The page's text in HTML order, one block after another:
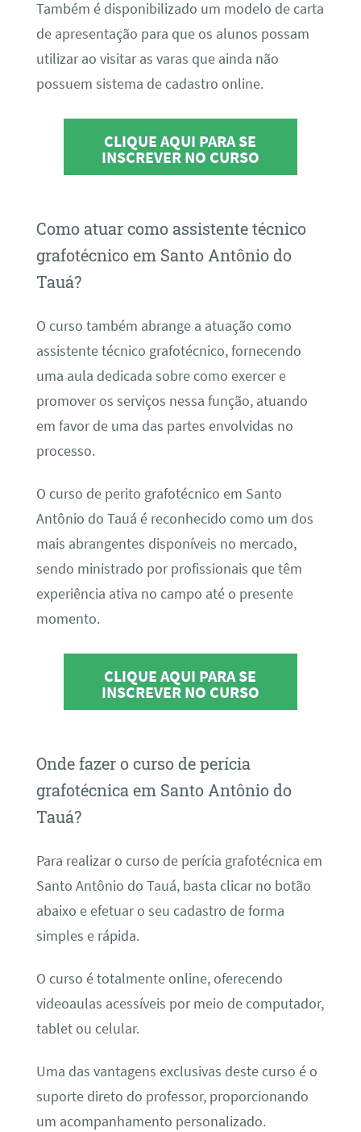
Também é disponibilizado um modelo de carta
de apresentação para que os alunos possam
utilizar ao visitar as varas que ainda não
possuem sistema de cadastro online.
CLIQUE AQUI PARA SE
INSCREVER NO CURSO
Como atuar como assistente técnico
grafotécnico em Santo Antônio do
Tauá?
O curso também abrange a atuação como
assistente técnico grafotécnico, fornecendo
uma aula dedicada sobre como exercer e
promover os serviços nessa função, atuando
em favor de uma das partes envolvidas no
processo.
O curso de perito grafotécnico em Santo
Antônio do Tauá é reconhecido como um dos
mais abrangentes disponíveis no mercado,
sendo ministrado por profissionais que têm
experiência ativa no campo até o presente
momento.
CLIQUE AQUI PARA SE
INSCREVER NO CURSO
Onde fazer o curso de perícia
grafotécnica em Santo Antônio do
Tauá?
Para realizar o curso de perícia grafotécnica em
Santo Antônio do Tauá, basta clicar no botão
abaixo e efetuar o seu cadastro de forma
simples e rápida.
O curso é totalmente online, oferecendo
videoaulas acessíveis por meio de computador,
tablet ou celular.
Uma das vantagens exclusivas deste curso é o
suporte direto do professor, proporcionando
um acompanhamento personalizado.